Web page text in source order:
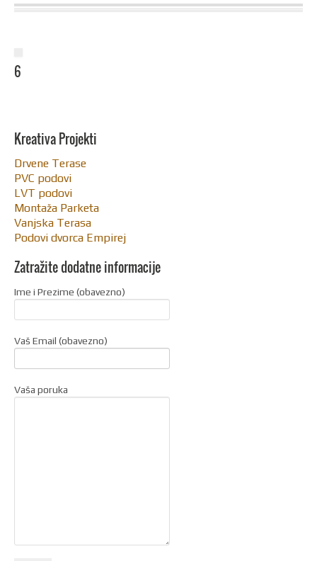
6
Kreativa Projekti
Drvene Terase
PVC podovi
LVT podovi
Montaža Parketa
Vanjska Terasa
Podovi dvorca Empirej
Zatražite dodatne informacije
Ime i Prezime (obavezno)
Vaš Email (obavezno)
Vaša poruka